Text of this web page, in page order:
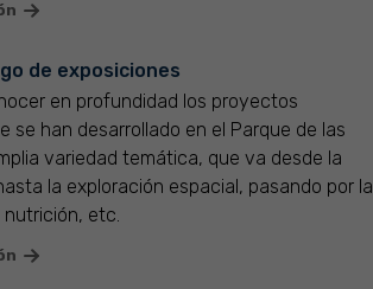
de exposiciones
en profundidad los proyectos
se han desarrollado en el Parque de las
variedad temática, que va desde la
la exploración espacial, pasando por la
nutrición, etc.